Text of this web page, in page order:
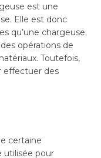
est une
Elle est donc
qu’une chargeuse.
opérations de
Toutefois,
effectuer des
certaine
utilisée pour